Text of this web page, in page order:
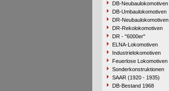
DB-Neubaulokomotiven
DB-Umbaulokomotiven
DR-Neubaulokomotiven
DR-Rekolokomotiven
DR - "6000er"
ELNA-Lokomotiven
Industrielokomotiven
Feuerlose Lokomotiven
Sonderkonstruktionen
SAAR (1920 - 1935)
DB-Bestand 1968